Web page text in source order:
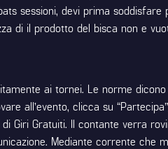
sessioni, devi prima
di il prodotto del bisca non e
ai tornei. Le norme
all’evento, clicca su
Giri Gratuiti. Il contante verra
Mediante corrente che